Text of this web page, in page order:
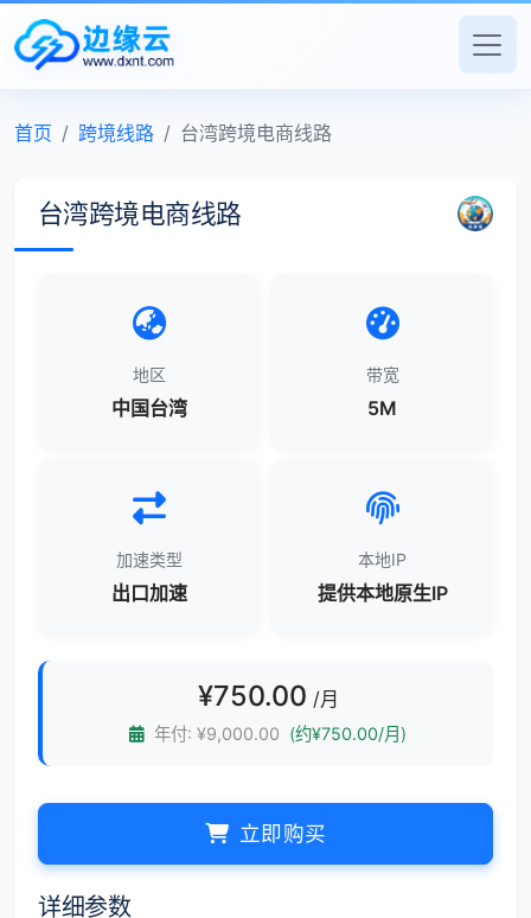
首页 跨境线路 台湾跨境电商线路
台湾跨境电商线路
地区
中国台湾
带宽
5M
加速类型
出口加速
本地IP
提供本地原生IP
¥750.00 /月
年付: ¥9,000.00 (约¥750.00/月)
立即购买
详细参数